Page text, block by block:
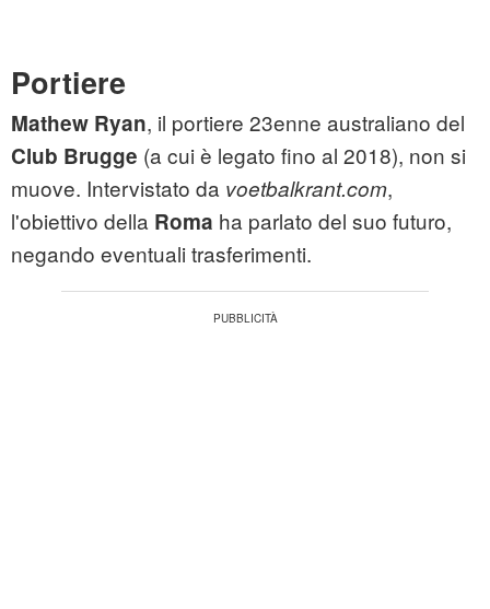
Portiere
Mathew Ryan, il portiere 23enne australiano del
Club Brugge (a cui è legato fino al 2018), non si
muove. Intervistato da voetbalkrant.com,
l'obiettivo della Roma ha parlato del suo futuro,
negando eventuali trasferimenti.